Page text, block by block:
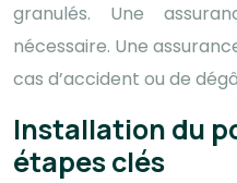
granulés. Une
nécessaire. Une
cas d’accident ou de
Installation du
étapes clés